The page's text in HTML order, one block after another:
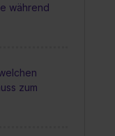
während
zum